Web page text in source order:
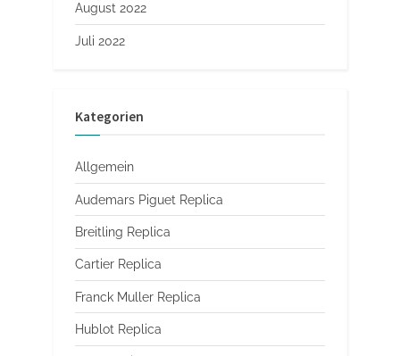
August 2022
Juli 2022
Kategorien
Allgemein
Audemars Piguet Replica
Breitling Replica
Cartier Replica
Franck Muller Replica
Hublot Replica